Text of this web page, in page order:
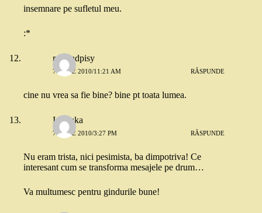
insemnare pe sufletul meu.
:*
realbadpisy
7 IUNIE 2010/11:21 AM RĂSPUNDE
cine nu vrea sa fie bine? bine pt toata lumea.
Ionouka
7 IUNIE 2010/3:27 PM RĂSPUNDE
Nu eram trista, nici pesimista, ba dimpotriva! Ce
interesant cum se transforma mesajele pe drum…
Va multumesc pentru gindurile bune!